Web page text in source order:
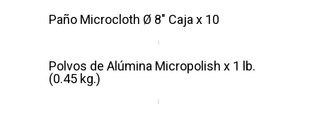
Paño Microcloth Ø 8″ Caja x 10
Polvos de Alúmina Micropolish x 1 lb.
(0.45 kg.)